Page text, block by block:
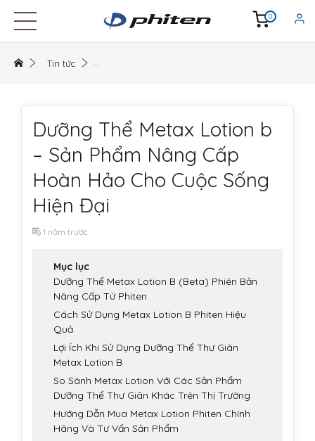
0
Tin tức
Dưỡng Thể Metax Lotion b
– Sản Phẩm Nâng Cấp
Hoàn Hảo Cho Cuộc Sống
Hiện Đại
1 năm trước
Mục lục
Dưỡng Thể Metax Lotion B (Beta) Phiên Bản
Nâng Cấp Từ Phiten
Cách Sử Dụng Metax Lotion B Phiten Hiệu
Quả
Lợi Ích Khi Sử Dụng Dưỡng Thể Thư Giãn
Metax Lotion B
So Sánh Metax Lotion Với Các Sản Phẩm
Dưỡng Thể Thư Giãn Khác Trên Thị Trường
Hướng Dẫn Mua Metax Lotion Phiten Chính
Hãng Và Tư Vấn Sản Phẩm